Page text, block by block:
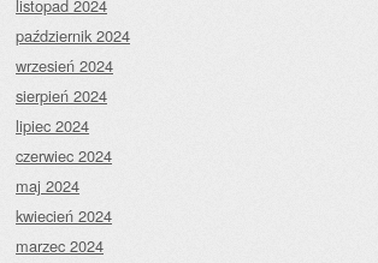
listopad 2024
październik 2024
wrzesień 2024
sierpień 2024
lipiec 2024
czerwiec 2024
maj 2024
kwiecień 2024
marzec 2024